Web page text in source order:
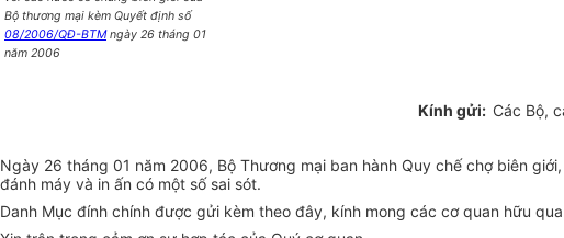
Bộ thương mại kèm Quyết định số
08/2006/QĐ-BTMngày 26 tháng 01
năm 2006
Kính gửi: Các Bộ,
Ngày 26 tháng 01 năm 2006, Bộ Thương mại ban hành Quy chế chợ biên
đánh máy và in ấn có một số sai sót.
Danh Mục đính chính được gửi kèm theo đây, kính mong các cơ quan hữu